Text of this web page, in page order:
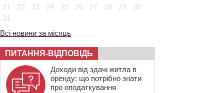
21
22 23 24 25 26 27 28 29
30
31
Всі новини за місяць
ПИТАННЯ-ВІДПОВІДЬ
Доходи від здачі житла в
оренду: що потрібно знати
про оподаткування